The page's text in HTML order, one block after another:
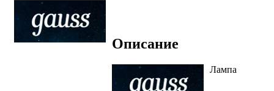
Описание
Лампа